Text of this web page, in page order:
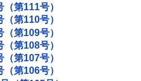
第111号）
第110号）
第109号）
第108号）
第107号）
第106号）